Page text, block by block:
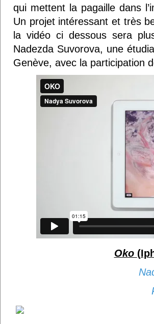
qui mettent la pagaille dans
Un projet intéressant et très
la vidéo ci dessous sera
Nadezda Suvorova, une
Genève, avec la participation
Oko